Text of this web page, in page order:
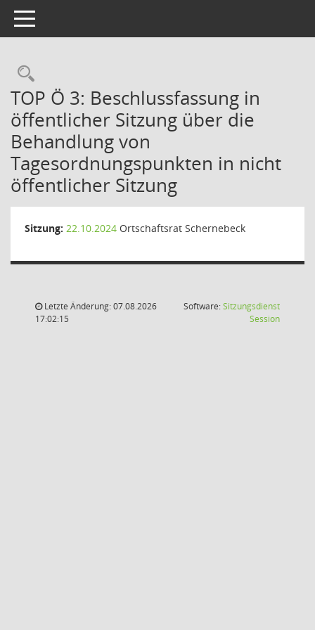
Toggle navigation
Rechercheauswahl
TOP Ö 3: Beschlussfassung in
öffentlicher Sitzung über die
Behandlung von
Tagesordnungspunkten in nicht
öffentlicher Sitzung
Sitzung: 22.10.2024 Ortschaftsrat Schernebeck
Letzte Änderung: 07.08.2026
17:02:15
Software:Sitzungsdienst
Session(Wird in